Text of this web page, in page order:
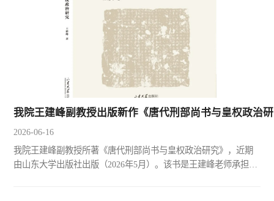
我院王建峰副教授出版新作《唐代刑部尚书与皇权政治
2026-06-16
我院王建峰副教授所著《唐代刑部尚书与皇权政治研究》，近期
由山东大学出版社出版（2026年5月）。该书是王建峰老师承担的